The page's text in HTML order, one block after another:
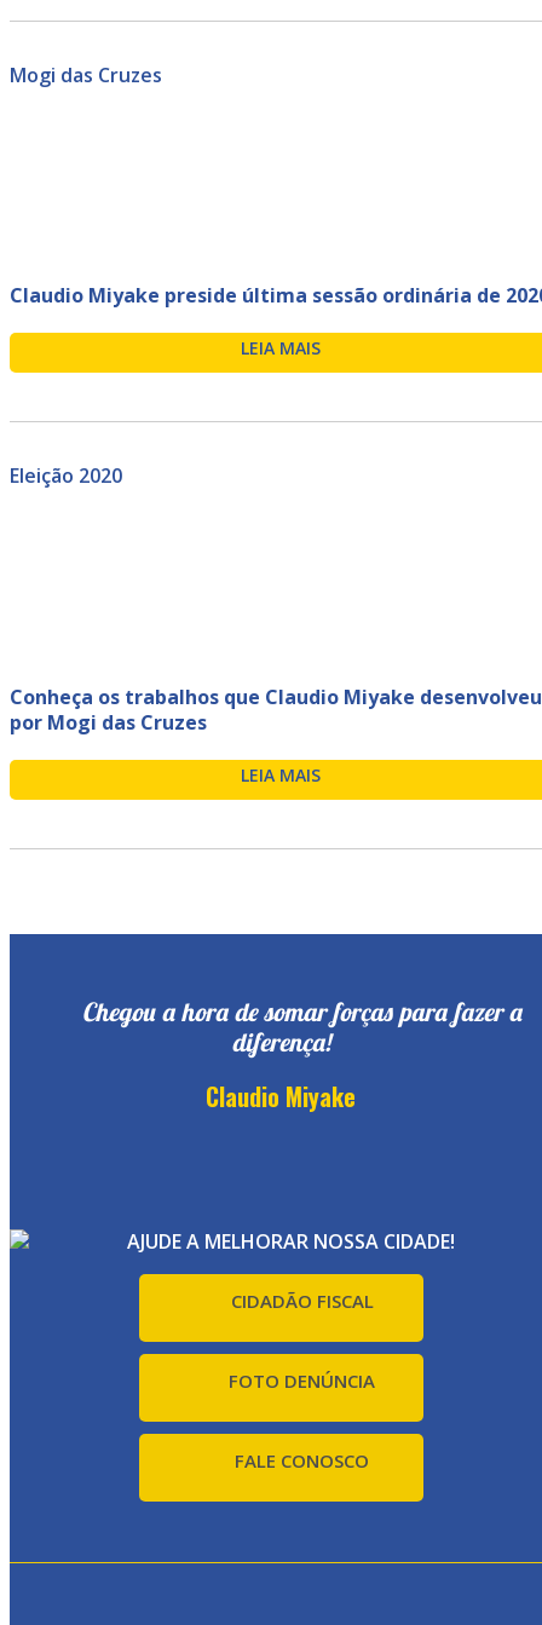
Mogi das Cruzes
Claudio Miyake preside última sessão ordinária de
LEIA MAIS
Eleição 2020
Conheça os trabalhos que Claudio Miyake desenvolveu
por Mogi das Cruzes
LEIA MAIS
Chegou a hora de somar forças para fazer a
diferença!
Claudio Miyake
AJUDE A MELHORAR NOSSA CIDADE!
CIDADÃO FISCAL
FOTO DENÚNCIA
FALE CONOSCO